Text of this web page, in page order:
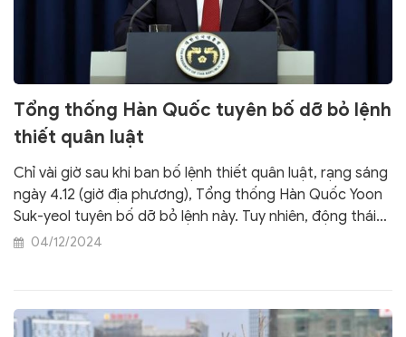
Tổng thống Hàn Quốc tuyên bố dỡ bỏ lệnh
thiết quân luật
Chỉ vài giờ sau khi ban bố lệnh thiết quân luật, rạng sáng
ngày 4.12 (giờ địa phương), Tổng thống Hàn Quốc Yoon
Suk-yeol tuyên bố dỡ bỏ lệnh này. Tuy nhiên, động thái
này vẫn không cải thiện được tình hình, mà căng thẳng
04/12/2024